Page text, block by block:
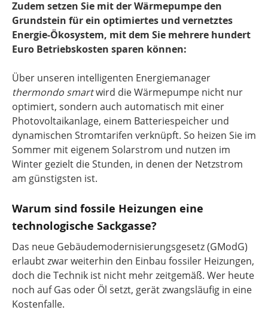
Zudem setzen Sie mit der Wärmepumpe den
Grundstein für ein optimiertes und vernetztes
Energie-Ökosystem, mit dem Sie mehrere hundert
Euro Betriebskosten sparen können:
Über unseren intelligenten Energiemanager
thermondo smartwird die Wärmepumpe nicht nur
optimiert, sondern auch automatisch mit einer
Photovoltaikanlage, einem Batteriespeicher und
dynamischen Stromtarifen verknüpft. So heizen Sie im
Sommer mit eigenem Solarstrom und nutzen im
Winter gezielt die Stunden, in denen der Netzstrom
am günstigsten ist.
Warum sind fossile Heizungen eine
technologische Sackgasse?
Das neue Gebäudemodernisierungsgesetz (GModG)
erlaubt zwar weiterhin den Einbau fossiler Heizungen,
doch die Technik ist nicht mehr zeitgemäß. Wer heute
noch auf Gas oder Öl setzt, gerät zwangsläufig in eine
Kostenfalle.